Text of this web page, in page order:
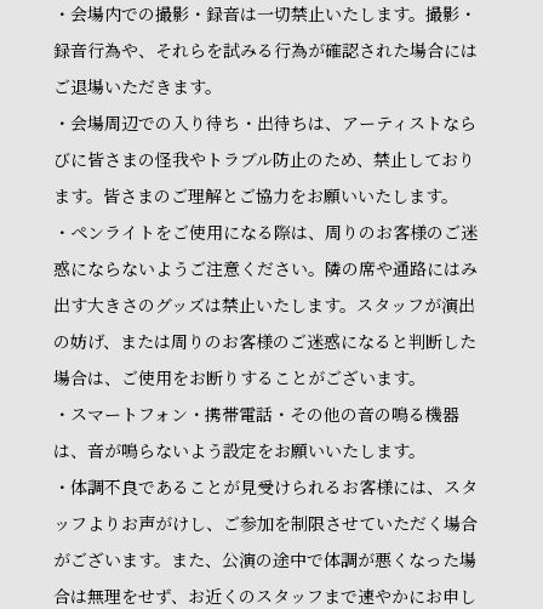
・会場内での撮影・録音は一切禁止いたします。撮影・
録音行為や、それらを試みる行為が確認された場合には
ご退場いただきます。
・会場周辺での入り待ち・出待ちは、アーティストなら
びに皆さまの怪我やトラブル防止のため、禁止しており
ます。皆さまのご理解とご協力をお願いいたします。
・ペンライトをご使用になる際は、周りのお客様のご迷
惑にならないようご注意ください。隣の席や通路にはみ
出す大きさのグッズは禁止いたします。スタッフが演出
の妨げ、または周りのお客様のご迷惑になると判断した
場合は、ご使用をお断りすることがございます。
・スマートフォン・携帯電話・その他の音の鳴る機器
は、音が鳴らないよう設定をお願いいたします。
・体調不良であることが見受けられるお客様には、スタ
ッフよりお声がけし、ご参加を制限させていただく場合
がございます。また、公演の途中で体調が悪くなった場
合は無理をせず、お近くのスタッフまで速やかにお申し